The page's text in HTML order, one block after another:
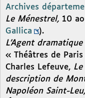
Archives
Le Ménestrel, 10
Gallica
).
L’Agent
« Théâtres de
Charles Lefeuve,
description de
Napoléon Saint-